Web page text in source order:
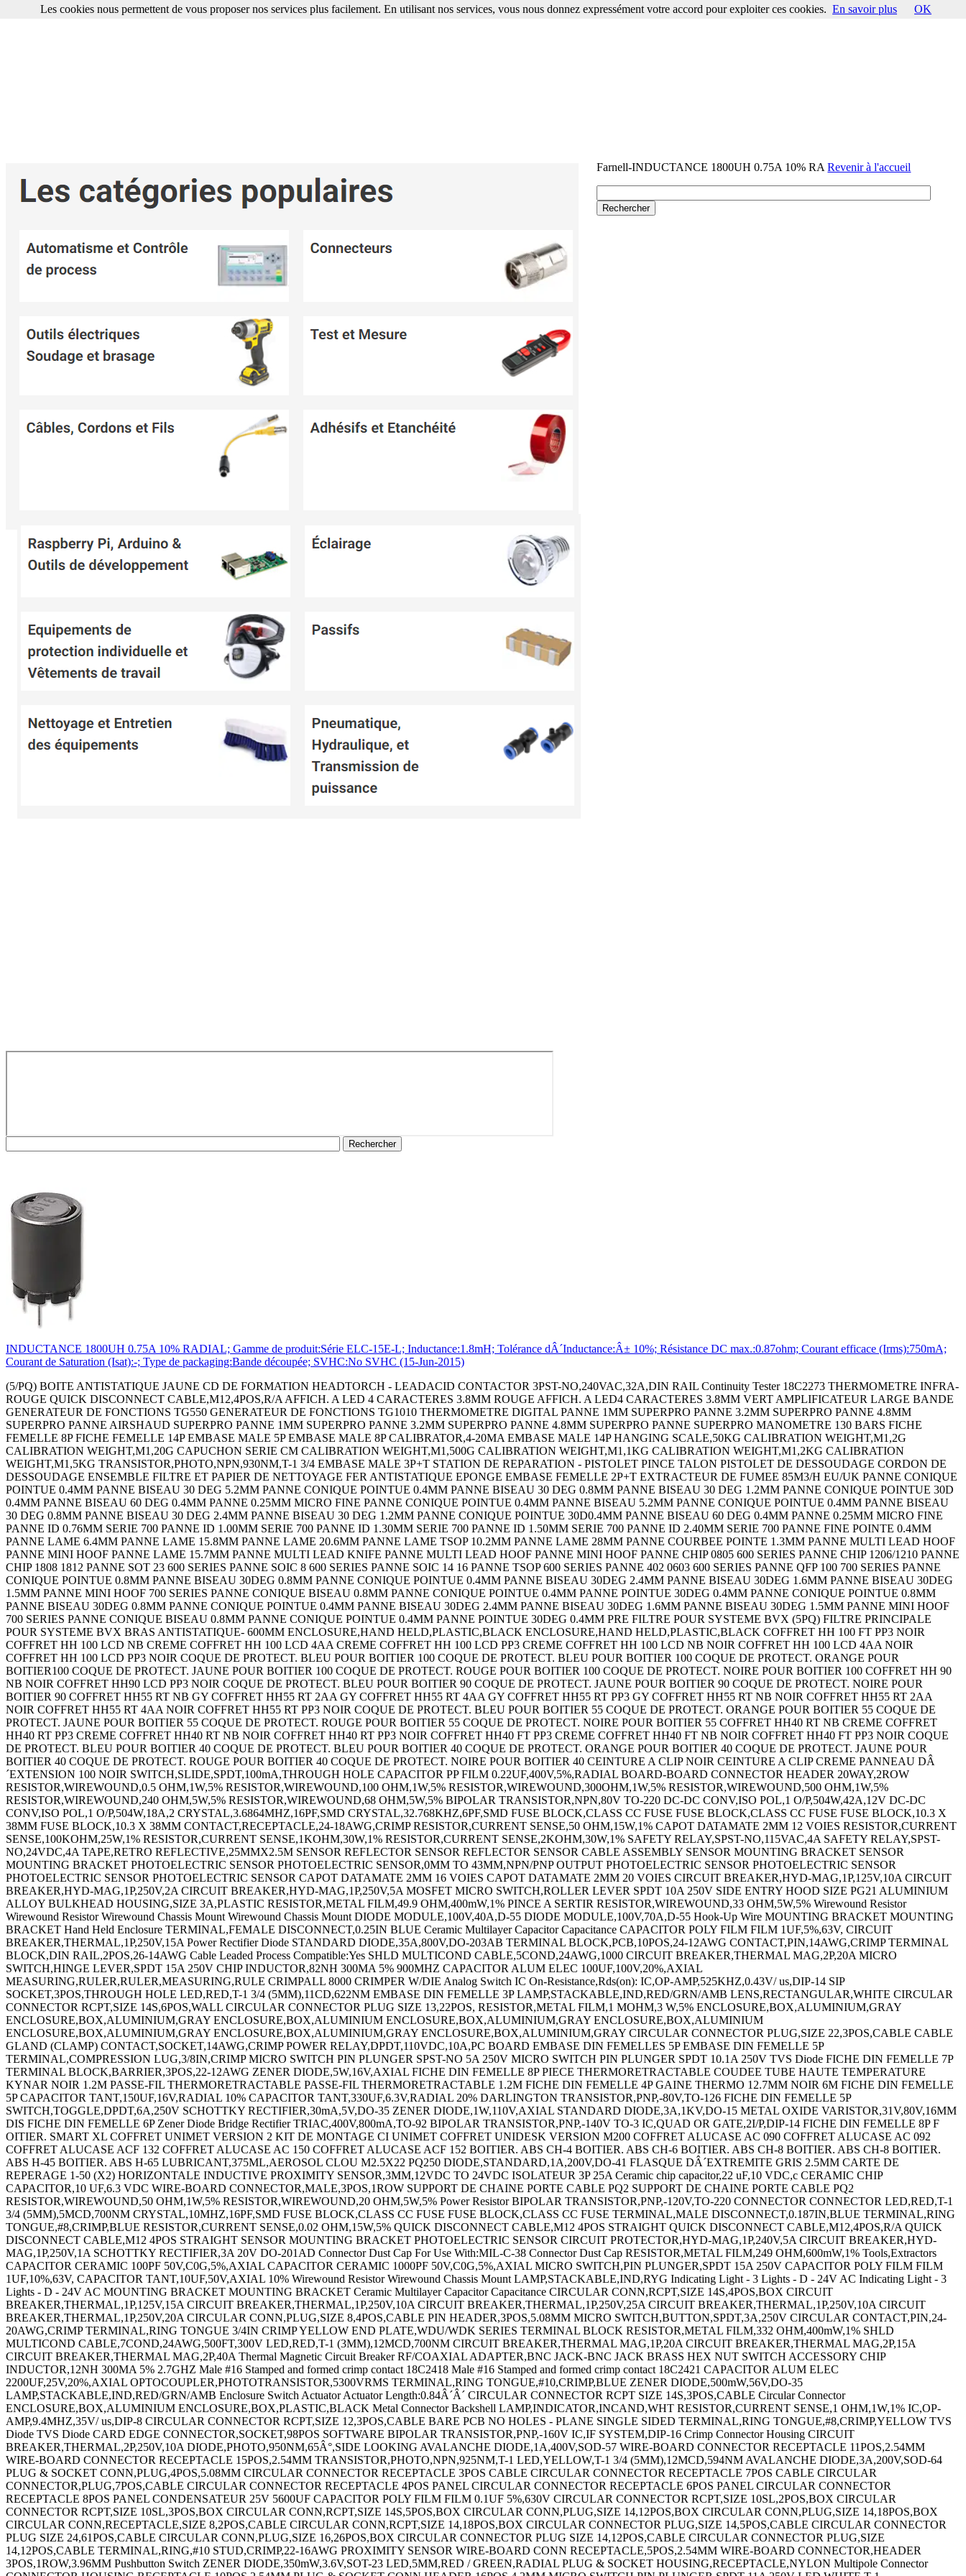
Farnell-INDUCTANCE 1800UH 0.75A 10% RARevenir à l'accueil
INDUCTANCE 1800UH 0.75A 10% RADIAL; Gamme de produit:Série ELC-15E-L; Inductance:1.8mH; Tolérance dÂ´Inductance:Â± 10%; Résistance DC max.:0.87ohm; Courant efficace (Irms):750mA;
Courant de Saturation (Isat):-; Type de packaging:Bande découpée; SVHC:No SVHC (15-Jun-2015)
(5/PQ) BOITE ANTISTATIQUE JAUNE CD DE FORMATION HEADTORCH - LEADACID CONTACTOR 3PST-NO,240VAC,32A,DIN RAIL Continuity Tester 18C2273 THERMOMETRE INFRA-ROUGE QUICK DISCONNECT CABLE,M12,4POS,R/A AFFICH. A LED 4 CARACTERES 3.8MM ROUGE AFFICH. A LED4 CARACTERES 3.8MM VERT AMPLIFICATEUR LARGE BANDE GENERATEUR DE FONCTIONS TG550 GENERATEUR DE FONCTIONS TG1010 THERMOMETRE DIGITAL PANNE 1MM SUPERPRO PANNE 3.2MM SUPERPRO PANNE 4.8MM SUPERPRO PANNE AIRSHAUD SUPERPRO PANNE 1MM SUPERPRO PANNE 3.2MM SUPERPRO PANNE 4.8MM SUPERPRO PANNE SUPERPRO MANOMETRE 130 BARS FICHE FEMELLE 8P FICHE FEMELLE 14P EMBASE MALE 5P EMBASE MALE 8P CALIBRATOR,4-20MA EMBASE MALE 14P HANGING SCALE,50KG CALIBRATION WEIGHT,M1,2G CALIBRATION WEIGHT,M1,20G CAPUCHON SERIE CM CALIBRATION WEIGHT,M1,500G CALIBRATION WEIGHT,M1,1KG CALIBRATION WEIGHT,M1,2KG CALIBRATION WEIGHT,M1,5KG TRANSISTOR,PHOTO,NPN,930NM,T-1 3/4 EMBASE MALE 3P+T STATION DE REPARATION - PISTOLET PINCE TALON PISTOLET DE DESSOUDAGE CORDON DE DESSOUDAGE ENSEMBLE FILTRE ET PAPIER DE NETTOYAGE FER ANTISTATIQUE EPONGE EMBASE FEMELLE 2P+T EXTRACTEUR DE FUMEE 85M3/H EU/UK PANNE CONIQUE POINTUE 0.4MM PANNE BISEAU 30 DEG 5.2MM PANNE CONIQUE POINTUE 0.4MM PANNE BISEAU 30 DEG 0.8MM PANNE BISEAU 30 DEG 1.2MM PANNE CONIQUE POINTUE 30D 0.4MM PANNE BISEAU 60 DEG 0.4MM PANNE 0.25MM MICRO FINE PANNE CONIQUE POINTUE 0.4MM PANNE BISEAU 5.2MM PANNE CONIQUE POINTUE 0.4MM PANNE BISEAU 30 DEG 0.8MM PANNE BISEAU 30 DEG 2.4MM PANNE BISEAU 30 DEG 1.2MM PANNE CONIQUE POINTUE 30D0.4MM PANNE BISEAU 60 DEG 0.4MM PANNE 0.25MM MICRO FINE PANNE ID 0.76MM SERIE 700 PANNE ID 1.00MM SERIE 700 PANNE ID 1.30MM SERIE 700 PANNE ID 1.50MM SERIE 700 PANNE ID 2.40MM SERIE 700 PANNE FINE POINTE 0.4MM PANNE LAME 6.4MM PANNE LAME 15.8MM PANNE LAME 20.6MM PANNE LAME TSOP 10.2MM PANNE LAME 28MM PANNE COURBEE POINTE 1.3MM PANNE MULTI LEAD HOOF PANNE MINI HOOF PANNE LAME 15.7MM PANNE MULTI LEAD KNIFE PANNE MULTI LEAD HOOF PANNE MINI HOOF PANNE CHIP 0805 600 SERIES PANNE CHIP 1206/1210 PANNE CHIP 1808 1812 PANNE SOT 23 600 SERIES PANNE SOIC 8 600 SERIES PANNE SOIC 14 16 PANNE TSOP 600 SERIES PANNE 402 0603 600 SERIES PANNE QFP 100 700 SERIES PANNE CONIQUE POINTUE 0.8MM PANNE BISEAU 30DEG 0.8MM PANNE CONIQUE POINTUE 0.4MM PANNE BISEAU 30DEG 2.4MM PANNE BISEAU 30DEG 1.6MM PANNE BISEAU 30DEG 1.5MM PANNE MINI HOOF 700 SERIES PANNE CONIQUE BISEAU 0.8MM PANNE CONIQUE POINTUE 0.4MM PANNE POINTUE 30DEG 0.4MM PANNE CONIQUE POINTUE 0.8MM PANNE BISEAU 30DEG 0.8MM PANNE CONIQUE POINTUE 0.4MM PANNE BISEAU 30DEG 2.4MM PANNE BISEAU 30DEG 1.6MM PANNE BISEAU 30DEG 1.5MM PANNE MINI HOOF 700 SERIES PANNE CONIQUE BISEAU 0.8MM PANNE CONIQUE POINTUE 0.4MM PANNE POINTUE 30DEG 0.4MM PRE FILTRE POUR SYSTEME BVX (5PQ) FILTRE PRINCIPALE POUR SYSTEME BVX BRAS ANTISTATIQUE- 600MM ENCLOSURE,HAND HELD,PLASTIC,BLACK ENCLOSURE,HAND HELD,PLASTIC,BLACK COFFRET HH 100 FT PP3 NOIR COFFRET HH 100 LCD NB CREME COFFRET HH 100 LCD 4AA CREME COFFRET HH 100 LCD PP3 CREME COFFRET HH 100 LCD NB NOIR COFFRET HH 100 LCD 4AA NOIR COFFRET HH 100 LCD PP3 NOIR COQUE DE PROTECT. BLEU POUR BOITIER 100 COQUE DE PROTECT. BLEU POUR BOITIER 100 COQUE DE PROTECT. ORANGE POUR BOITIER100 COQUE DE PROTECT. JAUNE POUR BOITIER 100 COQUE DE PROTECT. ROUGE POUR BOITIER 100 COQUE DE PROTECT. NOIRE POUR BOITIER 100 COFFRET HH 90 NB NOIR COFFRET HH90 LCD PP3 NOIR COQUE DE PROTECT. BLEU POUR BOITIER 90 COQUE DE PROTECT. JAUNE POUR BOITIER 90 COQUE DE PROTECT. NOIRE POUR BOITIER 90 COFFRET HH55 RT NB GY COFFRET HH55 RT 2AA GY COFFRET HH55 RT 4AA GY COFFRET HH55 RT PP3 GY COFFRET HH55 RT NB NOIR COFFRET HH55 RT 2AA NOIR COFFRET HH55 RT 4AA NOIR COFFRET HH55 RT PP3 NOIR COQUE DE PROTECT. BLEU POUR BOITIER 55 COQUE DE PROTECT. ORANGE POUR BOITIER 55 COQUE DE PROTECT. JAUNE POUR BOITIER 55 COQUE DE PROTECT. ROUGE POUR BOITIER 55 COQUE DE PROTECT. NOIRE POUR BOITIER 55 COFFRET HH40 RT NB CREME COFFRET HH40 RT PP3 CREME COFFRET HH40 RT NB NOIR COFFRET HH40 RT PP3 NOIR COFFRET HH40 FT PP3 CREME COFFRET HH40 FT NB NOIR COFFRET HH40 FT PP3 NOIR COQUE DE PROTECT. BLEU POUR BOITIER 40 COQUE DE PROTECT. BLEU POUR BOITIER 40 COQUE DE PROTECT. ORANGE POUR BOITIER 40 COQUE DE PROTECT. JAUNE POUR BOITIER 40 COQUE DE PROTECT. ROUGE POUR BOITIER 40 COQUE DE PROTECT. NOIRE POUR BOITIER 40 CEINTURE A CLIP NOIR CEINTURE A CLIP CREME PANNEAU DÂ´EXTENSION 100 NOIR SWITCH,SLIDE,SPDT,100mA,THROUGH HOLE CAPACITOR PP FILM 0.22UF,400V,5%,RADIAL BOARD-BOARD CONNECTOR HEADER 20WAY,2ROW RESISTOR,WIREWOUND,0.5 OHM,1W,5% RESISTOR,WIREWOUND,100 OHM,1W,5% RESISTOR,WIREWOUND,300OHM,1W,5% RESISTOR,WIREWOUND,500 OHM,1W,5% RESISTOR,WIREWOUND,240 OHM,5W,5% RESISTOR,WIREWOUND,68 OHM,5W,5% BIPOLAR TRANSISTOR,NPN,80V TO-220 DC-DC CONV,ISO POL,1 O/P,504W,42A,12V DC-DC CONV,ISO POL,1 O/P,504W,18A,2 CRYSTAL,3.6864MHZ,16PF,SMD CRYSTAL,32.768KHZ,6PF,SMD FUSE BLOCK,CLASS CC FUSE FUSE BLOCK,CLASS CC FUSE FUSE BLOCK,10.3 X 38MM FUSE BLOCK,10.3 X 38MM CONTACT,RECEPTACLE,24-18AWG,CRIMP RESISTOR,CURRENT SENSE,50 OHM,15W,1% CAPOT DATAMATE 2MM 12 VOIES RESISTOR,CURRENT SENSE,100KOHM,25W,1% RESISTOR,CURRENT SENSE,1KOHM,30W,1% RESISTOR,CURRENT SENSE,2KOHM,30W,1% SAFETY RELAY,SPST-NO,115VAC,4A SAFETY RELAY,SPST-NO,24VDC,4A TAPE,RETRO REFLECTIVE,25MMX2.5M SENSOR REFLECTOR SENSOR REFLECTOR SENSOR CABLE ASSEMBLY SENSOR MOUNTING BRACKET SENSOR MOUNTING BRACKET PHOTOELECTRIC SENSOR PHOTOELECTRIC SENSOR,0MM TO 43MM,NPN/PNP OUTPUT PHOTOELECTRIC SENSOR PHOTOELECTRIC SENSOR PHOTOELECTRIC SENSOR PHOTOELECTRIC SENSOR CAPOT DATAMATE 2MM 16 VOIES CAPOT DATAMATE 2MM 20 VOIES CIRCUIT BREAKER,HYD-MAG,1P,125V,10A CIRCUIT BREAKER,HYD-MAG,1P,250V,2A CIRCUIT BREAKER,HYD-MAG,1P,250V,5A MOSFET MICRO SWITCH,ROLLER LEVER SPDT 10A 250V SIDE ENTRY HOOD SIZE PG21 ALUMINIUM ALLOY BULKHEAD HOUSING,SIZE 3A,PLASTIC RESISTOR,METAL FILM,49.9 OHM,400mW,1% PINCE A SERTIR RESISTOR,WIREWOUND,33 OHM,5W,5% Wirewound Resistor Wirewound Resistor Wirewound Chassis Mount Wirewound Chassis Mount DIODE MODULE,100V,40A,D-55 DIODE MODULE,100V,70A,D-55 Hook-Up Wire MOUNTING BRACKET MOUNTING BRACKET Hand Held Enclosure TERMINAL,FEMALE DISCONNECT,0.25IN BLUE Ceramic Multilayer Capacitor Capacitance CAPACITOR POLY FILM FILM 1UF,5%,63V, CIRCUIT BREAKER,THERMAL,1P,250V,15A Power Rectifier Diode STANDARD DIODE,35A,800V,DO-203AB TERMINAL BLOCK,PCB,10POS,24-12AWG CONTACT,PIN,14AWG,CRIMP TERMINAL BLOCK,DIN RAIL,2POS,26-14AWG Cable Leaded Process Compatible:Yes SHLD MULTICOND CABLE,5COND,24AWG,1000 CIRCUIT BREAKER,THERMAL MAG,2P,20A MICRO SWITCH,HINGE LEVER,SPDT 15A 250V CHIP INDUCTOR,82NH 300MA 5% 900MHZ CAPACITOR ALUM ELEC 100UF,100V,20%,AXIAL MEASURING,RULER,RULER,MEASURING,RULE CRIMPALL 8000 CRIMPER W/DIE Analog Switch IC On-Resistance,Rds(on): IC,OP-AMP,525KHZ,0.43V/ us,DIP-14 SIP SOCKET,3POS,THROUGH HOLE LED,RED,T-1 3/4 (5MM),11CD,622NM EMBASE DIN FEMELLE 3P LAMP,STACKABLE,IND,RED/GRN/AMB LENS,RECTANGULAR,WHITE CIRCULAR CONNECTOR RCPT,SIZE 14S,6POS,WALL CIRCULAR CONNECTOR PLUG SIZE 13,22POS, RESISTOR,METAL FILM,1 MOHM,3 W,5% ENCLOSURE,BOX,ALUMINIUM,GRAY ENCLOSURE,BOX,ALUMINIUM,GRAY ENCLOSURE,BOX,ALUMINIUM ENCLOSURE,BOX,ALUMINIUM,GRAY ENCLOSURE,BOX,ALUMINIUM ENCLOSURE,BOX,ALUMINIUM,GRAY ENCLOSURE,BOX,ALUMINIUM,GRAY ENCLOSURE,BOX,ALUMINIUM,GRAY CIRCULAR CONNECTOR PLUG,SIZE 22,3POS,CABLE CABLE GLAND (CLAMP) CONTACT,SOCKET,14AWG,CRIMP POWER RELAY,DPDT,110VDC,10A,PC BOARD EMBASE DIN FEMELLES 5P EMBASE DIN FEMELLE 5P TERMINAL,COMPRESSION LUG,3/8IN,CRIMP MICRO SWITCH PIN PLUNGER SPST-NO 5A 250V MICRO SWITCH PIN PLUNGER SPDT 10.1A 250V TVS Diode FICHE DIN FEMELLE 7P TERMINAL BLOCK,BARRIER,3POS,22-12AWG ZENER DIODE,5W,16V,AXIAL FICHE DIN FEMELLE 8P PIECE THERMORETRACTABLE COUDEE TUBE HAUTE TEMPERATURE KYNAR NOIR 1.2M PASSE-FIL THERMORETRACTABLE PASSE-FIL THERMORETRACTABLE 1.2M FICHE DIN FEMELLE 4P GAINE THERMO 12.7MM NOIR 6M FICHE DIN FEMELLE 5P CAPACITOR TANT,150UF,16V,RADIAL 10% CAPACITOR TANT,330UF,6.3V,RADIAL 20% DARLINGTON TRANSISTOR,PNP,-80V,TO-126 FICHE DIN FEMELLE 5P SWITCH,TOGGLE,DPDT,6A,250V SCHOTTKY RECTIFIER,30mA,5V,DO-35 ZENER DIODE,1W,110V,AXIAL STANDARD DIODE,3A,1KV,DO-15 METAL OXIDE VARISTOR,31V,80V,16MM DIS FICHE DIN FEMELLE 6P Zener Diode Bridge Rectifier TRIAC,400V,800mA,TO-92 BIPOLAR TRANSISTOR,PNP,-140V TO-3 IC,QUAD OR GATE,2I/P,DIP-14 FICHE DIN FEMELLE 8P F OITIER. SMART XL COFFRET UNIMET VERSION 2 KIT DE MONTAGE CI UNIMET COFFRET UNIDESK VERSION M200 COFFRET ALUCASE AC 090 COFFRET ALUCASE AC 092 COFFRET ALUCASE ACF 132 COFFRET ALUCASE AC 150 COFFRET ALUCASE ACF 152 BOITIER. ABS CH-4 BOITIER. ABS CH-6 BOITIER. ABS CH-8 BOITIER. ABS CH-8 BOITIER. ABS H-45 BOITIER. ABS H-65 LUBRICANT,375ML,AEROSOL CLOU M2.5X22 PQ250 DIODE,STANDARD,1A,200V,DO-41 FLASQUE DÂ´EXTREMITE GRIS 2.5MM CARTE DE REPERAGE 1-50 (X2) HORIZONTALE INDUCTIVE PROXIMITY SENSOR,3MM,12VDC TO 24VDC ISOLATEUR 3P 25A Ceramic chip capacitor,22 uF,10 VDC,c CERAMIC CHIP CAPACITOR,10 UF,6.3 VDC WIRE-BOARD CONNECTOR,MALE,3POS,1ROW SUPPORT DE CHAINE PORTE CABLE PQ2 SUPPORT DE CHAINE PORTE CABLE PQ2 RESISTOR,WIREWOUND,50 OHM,1W,5% RESISTOR,WIREWOUND,20 OHM,5W,5% Power Resistor BIPOLAR TRANSISTOR,PNP,-120V,TO-220 CONNECTOR CONNECTOR LED,RED,T-1 3/4 (5MM),5MCD,700NM CRYSTAL,10MHZ,16PF,SMD FUSE BLOCK,CLASS CC FUSE FUSE BLOCK,CLASS CC FUSE TERMINAL,MALE DISCONNECT,0.187IN,BLUE TERMINAL,RING TONGUE,#8,CRIMP,BLUE RESISTOR,CURRENT SENSE,0.02 OHM,15W,5% QUICK DISCONNECT CABLE,M12 4POS STRAIGHT QUICK DISCONNECT CABLE,M12,4POS,R/A QUICK DISCONNECT CABLE,M12 4POS STRAIGHT SENSOR MOUNTING BRACKET PHOTOELECTRIC SENSOR CIRCUIT PROTECTOR,HYD-MAG,1P,240V,5A CIRCUIT BREAKER,HYD-MAG,1P,250V,1A SCHOTTKY RECTIFIER,3A 20V DO-201AD Connector Dust Cap For Use With:MIL-C-38 Connector Dust Cap RESISTOR,METAL FILM,249 OHM,600mW,1% Tools,Extractors CAPACITOR CERAMIC 100PF 50V,C0G,5%,AXIAL CAPACITOR CERAMIC 1000PF 50V,C0G,5%,AXIAL MICRO SWITCH,PIN PLUNGER,SPDT 15A 250V CAPACITOR POLY FILM FILM 1UF,10%,63V, CAPACITOR TANT,10UF,50V,AXIAL 10% Wirewound Resistor Wirewound Chassis Mount LAMP,STACKABLE,IND,RYG Indicating Light - 3 Lights - D - 24V AC Indicating Light - 3 Lights - D
PLUG SIZE 24,61POS,CABLE CIRCULAR CONN,PLUG,SIZE 16,26POS,BOX CIRCULAR CONNECTOR PLUG SIZE 14,12POS,CABLE CIRCULAR CONNECTOR PLUG,SIZE 14,12POS,CABLE TERMINAL,RING,#10 STUD,CRIMP,22-16AWG PROXIMITY SENSOR WIRE-BOARD CONN RECEPTACLE,5POS,2.54MM WIRE-BOARD CONNECTOR,HEADER 3POS,1ROW,3.96MM Pushbutton Switch ZENER DIODE,350mW,3.6V,SOT-23 LED,5MM,RED / GREEN,RADIAL PLUG & SOCKET HOUSING,RECEPTACLE,NYLON Multipole Connector CONNECTOR HOUSING,RECEPTACLE 10POS,2.54MM PLUG & SOCKET CONN,HEADER,16POS,4.2MM MICRO SWITCH,PIN PLUNGER,SPDT 11A 250V LED,WHITE,T-1 (3MM),2.25CD,550NM LED,BLUE,T-1 (3MM),250MCD,466NM ROUND KNOB,6.35MM CAPACITOR CERAMIC 12PF 50V,C0G,5%,080 STRAIN RELIEF COVER KIT,POLYPHENYLENE CAPACITOR CERAMIC 0.022UF 100V,X7R,10% CAPACITOR CERAMIC,0.1UF,50V,X7R,10%,1210 CAPACITOR TANT,220UF,10V,0.065 OHM,0.1,SMD ENCLOSURE,WALL MOUNT,ALUMINIUM ENCLOSURE,WALL MOUNT,ALUMINIUM STATIC PROTECTION PLUG & SOCKET CONN,HEADER,6POS,4.2MM FEMALE SCREW LOCK KIT,#4-40 POWER RELAY,DPDT,115VAC,3A,PLUG IN TERMINAL,RING TONGUE,#6,CRIMP,RED TERMINAL,RING TONGUE,#6,CRIMP,RED TERMINAL,RING TONGUE,#4,CRIMP LAMP,FLUORESCENT,BI-PIN,34W GROUNDING CORD GROUNDING CORD BOARD-BOARD CONN,HEADER,36WAY,1ROW HALL EFFECT MAGNETIC SENSOR CIRCULAR CONN,RCPT,SIZE 14,12POS,BOX Terminal TERMINAL,RING TONGUE,#8,CRIMP,RED TERMINAL,RING TONGUE,#10,CRIMP YELLOW CONTACT,SOCKET,SOLDER TERMINAL,MALE DISCONNECT,0.25IN,BLUE TERMINAL,FEMALE DISCONNECT,0.187IN RED TERMINAL,FEMALE DISCONNECT,0.11IN,RED TERMINAL,FEMALE DISCONNECT,0.187IN RED TERMINAL,RING TONGUE,5/16IN,CRIMP CAPACITOR CERAMIC 0.033UF 100V,X7R,10%,RAD CAPACITOR CERAMIC 220PF,1000V,X5F,10%,RAD TERMINAL,RING TONGUE,#4,CRIMP,RED TERMINAL,RING TONGUE,#8,CRIMP,RED TERMINAL,RING TONGUE,#10,CRIMP YELLOW TERMINAL,SPADE/FORK,#8,CRIMP,BLUE TERMINAL,CLOSED END SPLICE,RED TERMINAL,RING TONGUE,#6,CRIMP,BLUE TERMINAL,RING TONGUE,#10,CRIMP YELLOW TERMINAL,RING TONGUE,#6,CRIMP,RED TERMINAL,RING TONGUE 1/4IN CRIMP YELLOW TERMINAL,RING TONGUE,#2,CRIMP TERMINAL,SPADE/FORK,#4,CRIMP TERMINAL,RING TONGUE,#6,CRIMP,BLUE TERMINAL,RING TONGUE,#6,CRIMP,RED SWITCH,ROCKER,DPST,10A,250V,ORANGE CONTACT,SOCKET,30-26AWG,CRIMP CIRCULAR CONNECTOR,PLUG,7POS,CABLE RESISTOR,METAL FILM,3.32KOHM,600mW,1% RESISTOR,METAL FILM,51.1 OHM,600mW,1% RESISTOR,METAL FILM,75KOHM,600mW,1% RESISTOR,METAL FILM,7.5KOHM,600mW,1% Analog/Digital Converter IC Number of Bi IC,OP-AMP,2MHZ,15V/Âµs,SOIC-8 IC,AUDIO PWR AMP,CLASS AB 700mW MSOP-8 ENCLOSURE,WALL MOUNT POLYCARBONATE GRAY N CHANNEL MOSFET,400V,3A TO-205AF ENCLOSURES,ACCESSORIES TERMINAL,FEMALE DISCONNECT,0.187IN BLUE TACHOMETER CIRCULAR CONNECTOR PLUG SIZE 11,13POS,CABLE SWITCH,ROCKER,DPST,10A,250V,BLACK IR EMITTER,940NM,T-1 3/4,THROUGH HOLE TERMINAL BLOCK JUMPER,10WAY RESISTOR,METAL FILM,9.09KOHM,250mW,1% STRAIGHT KEY POWER RELAY,4PDT,24VDC,6A,PLUG IN KEYCAP ENCLOSURE MULTIPURPOSE POLYCARBONATE RED MICRO SW,SPRING PLUNGER,SPDT,25A 250V WIRE-BOARD CONNECTOR RECEPTACLE,7POS,2.54MM CONTACT,PIN,30-26AWG,CRIMP CIRCULAR CONTACT,PIN,18-14AWG,CRIMP CIRCULAR CONN,RCPT,SIZE 20,17POS,BOX CIRCULAR CONNECTOR PLUG SIZE 14S,5POS,CABLE CIRCULAR CONNECTOR PLUG SIZE 14S,3POS,CABLE CIRCULAR CONNECTOR PLUG,SIZE 16,3POS,CABLE CIRCULAR CONN,RCPT,SIZE 12,10POS,BOX CIRCULAR CONN,RCPT,SIZE 12,3POS,BOX CIRCULAR CONN,PLUG,SIZE 16,8POS,BOX CIRCULAR CONN,RCPT,SIZE 16,8POS,BOX CIRCULAR CONN,RCPT,SIZE 18,32POS,BOX CIRCULAR CONNECTOR PLUG,SIZE 12,3POS,CABLE CIRCULAR CONNECTOR PLUG,SIZE 16,8POS,CABLE CIRCULAR CONNECTOR PLUG,SIZE 16,8POS,CABLE CIRCULAR CONN,RCPT,SIZE 10,6POS,BOX CIRCULAR CONN,RCPT,SIZE 16,26POS,BOX CIRCULAR CONN,RCPT,SIZE 16,26POS,BOX CIRCULAR CONN,RCPT,SIZE 18,32POS,BOX CIRCULAR CONN,RCPT,SIZE 20,41POS,BOX CIRCULAR CONNECTOR,PLUG,12-10P,CABLE CIRCULAR CONNECTOR PLUG,SIZE 12,3POS,CABLE CIRCULAR CONNECTOR PLUG SIZE 16,26POS,CABLE CIRC stor STRAIN RELIEF,14WAY CIRCUIT BREAKER,THERMAL,1P,250V,5A SPXO,10MHZ,SMD CRYSTAL,18.432MHZ,20PF,SMD CRYSTAL,12MHZ,16PF,SMD RF/COAXIAL ADAPTER,N JACK-7/16 DIN PLUG FUSE BLOCK,CLASS CC FUSE FUSE HOLDER Switch Knob Alphanumeric LED Display Panel FERRITE BEAD,0.2OHM,300mA,0805 FERRITE CORE,CYLINDRICAL Thick Film Resistor Series:MP900 RESISTOR,CURRENT SENSE,5KOHM,25W,1% LOOP POWERED METER SAFETY RELAY,2NO,24VDC,6A QUICK DISCONNECT CABLE,M12,4POS,R/A PHOTOELECTRIC SENSOR PHOTOELECTRIC SENSOR SCREENCLENS Photoelectric Sensor KIT DE NETTOYAGE PHOTOELECTRIC SENSOR POWER RELAY,SPDT,12VDC,10A,PC BOARD CHIFFONS DE NETTOYAGE SWITCH,SAFETY INTERLOCK,2NC/1NO,10A SENSOR MOUNTING BRACKET PHOTOELECTRIC SENSOR PHOTOELECTRIC SENSOR PHOTOELECTRIC SENSOR PHOTOELECTRIC SENSOR PHOTOELECTRIC SENSOR PHOTOELECTRIC SENSOR PHOTOELECTRIC SENSOR PHOTOELECTRIC SENSOR PHOTOELECTRIC SENSOR PHOTOELECTRIC SENSOR PHOTOELECTRIC SENSOR PHOTOELECTRIC SENSOR PHOTOELECTRIC SENSOR PHOTOELECTRIC SENSOR PHOTOELECTRIC SENSOR PHOTOELECTRIC SENSOR PHOTOELECTRIC SENSOR PHOTOELECTRIC SENSOR CAPACITANCE:18000PF CAPACITOR PP FILM 0.047UF,400V,5%,RADIAL CAPACITOR CERAMIC 1500PF,50V,X7R,10%,0402 CAPACITOR CERAMIC 47PF 50V,C0G,5%,0402 CAPACITOR CERAMIC,680PF,50V,X7R,10%,0402 CIRCUIT BREAKER,HYD-MAG,1P,125V,10A CIRCUIT BREAKER,HYD-MAG,1P,250V,2A CIRCUIT BREAKER,HYD-MAG,1P,250V,10A SHLD MULTIPR CABLE 10PR 100FT 300V CHR TRIMMER,POTENTIOMETER,5KOHM 12TURN THRU HOLE TRIMMER,POT 10KOHM 22TURN Panel Cermet Potentiometer Resistance Toleranc CIRCUIT BREAKER,HYD-MAG,1P,240V,20A CIRCUIT BREAKER,HYD-MAG,1P,240V,5A UNSHLD SOOW CORD 2COND 12AWG 250FT 600V TRIMMER,POTENTIOMETER,5KOHM 25TURN THRU HOLE TRIMMER,POTENTIOMETER,100KOHM 12TURN THRU HOLE TRIMMER,POTENTIOMETER,100 OHM 12TURN THRU HOLE TRIMMER,POTENTIOMETER,500 OHM 12TURN THRU HOLE POT,COND PLASTIC,5MOHM,20%,2W PLUG DUST CAP Proximity Sensor Proximity Sensor Input LIMIT SWITCH CONNECTEUR BORD DE CARTE 20 VOIES CONNECTEUR DIP 20V CONNECTEUR DIP 34V CONNECTEUR DIP 64V HE10 FEMELLE 14V ST FIBER OPTIC CONNECTOR 62.5/125?M MULTIMODE MODULAR BATTERY CONTACT,2 WAY,3A Lamps,Indicator Leaded Process Compatib TERMINAL,RING TONGUE,1/2IN,CRIMP TERMINAL,RING TONGUE,#10,CRIMP FERRITE CORE,CYLINDRICAL,220 OHM/100MHZ,300MHZ CONDENSATEUR SERIES:101 Hook-Up Wire Number of Conductors:1 ENCLOSURES,ACCESSORIES ENCLOSURE,JUNCTION BOX,STEEL,GRAY HOLE SEAL,STEEL,22MM HOLE SEAL,STAINLESS STEEL,27MM ENCLOSURE,WALL MOUNT,STEEL,GRAY EMBASE SIL 18V STAINLESS STEEL MOUNTING BRACKET KIT EMBASE SIL 8V EMBASE SIL 14V Wirewound Resistor Thick Film Resistor Series:HD Thick Film Resistor Series:HD Wirewound Resistor Series:PV Wirewound Resistor Wirewound Resistor Series:200 CAT5E RJ45 MODULAR JACK,8POS,1 PORT EMBASE MALE SUB-D COUDEE PLAST. 9 V EMBASE FEM. SUB-D COUDEE PLAST. 9 V EMBASE FEM. SUB-D COUDEE PLAST. 25 V DIODE MODULE,600V,70A,D-55 IC,PRECISION COMP,DUAL,1.3 uS,SOIC-8 LAMP,INCANDESCENT,BI PIN,12V TERMINAL,WIDE ROLL EYELET,0.07IN,THD TERMINAL,RING TONGUE,#8,CRIMP NATURAL LAMP,STACKABLE,INDICATOR,RED Indicating Light - 1 Light - D - 24V AC/ Indicating Light - 2 Lights - P - 24V AC LAMP STACKABLE IND RED/YEL/GRN/BLUE LAMP,STACKABLE,IND,RYG Super Slim Indicating Light - 3 Lights - Super Slim Indicating Light - 3 Lights - TERMINAL,MALE DISCONNECT,0.187IN,RED HOOK & LOOP FASTENER,203.2MM PERFORATED WIRE-BOARD CONNECTOR HEADER 8POS,2.54MM Ceramic Multilayer Capacitor HEAT SINK FEMALE SCREW LOCK KIT,#4-40 Switch Knob CIRCUIT BREAKER,THERMAL,1P,125V,10A CIRCUIT BREAKER,THERMAL,1P,125V,20A CIRCUIT BREAKER,THERMAL,1P,125V,5A CIRCUIT BREAKER,THERMAL,1P,250V,15A MICRO SWITCH PIN PLUNGER SPDT 100mA 250V POWER RELAY,6PDT,115VAC,3A,PLUG IN CIRCUIT BREAKER,THERMAL,2P,250V,20A POWER RELAY,SPDT,24VDC,30A,FLANGE CAPACITOR TANT,1UF,20V,AXIAL 10% HF INDUCTOR,470NH 150MA 10% 160MHZ N CH MOSFET,500V,12A,TO-204AA IC,SINGLE INVERTER,SOT-353-5 Pin Header Number of Contacts:10 PIN HEADER,6POS,3.5MM Standard Terminal Block TURNS COUNTING DIAL,20,6.35MM Terminal Block Number of Positions:10 Circular Connector Body Material:Metal CONTACT,MALE,20-16AWG,CRIMP CONTACT,RECEPTACLE,20-16AWG,CRIMP CONNECTOR CONTACT,PIN,CRIMP CONTACT BLOCK,1NO/1NC,10A,SCREW/CLAMP CAPACITOR ALUM ELEC 100UF,450V,20%,SNAP-IN CARD EJECTOR HEAT SINK IC-AUDIO DIGITAL FILTER CONVERTISSEUR N/A AUDIO CIRCULAR CONN PLUG SIZE 25 128POS,CABLE TERMINAL BLOCK,DIN RAIL,4POS,22-12AWG TERMINAL,RING TONGUE,#10,CRIMP TERMINAL,RING TONGUE,3/8IN,CRIMP TERMINAL,RING TONGUE,#4,CRIMP,RED CONNECTOR,HOUSING,PLUG,16POS,CABLE Jumper TAPE,SPLICING,RUBBER,BLACK 25MMX9.1MM MULTICONDUCTOR DATA CABLE,6 CONDUCTORS CABLE,COAXIAL,UNJKTED,RG405/U,24AWG,50FT,TIN BRD #18 GIFHDLDPE DBSH PVC Hook-Up Wire Conductor Size AWG:18 Hook-Up Wire #18GIFHDLDPE SH FS FRPVC HOOK-UP WIRE,250FT,8AWG,CU,BLACK Single inlet blower,centrifugal,AC mot LED,RED,T-1 3/4 (5MM),18MCD,700NM LED,RED,T-1 3/4 (5MM),150MCD,625NM POWER RELAY DPST-NO/NC,24V,25A BRACKET POWER RELAY,4PST-NO,24VDC,25A BRACKET TERMINAL,RING TONGUE,3/8IN,CRIMP BLUE TERMINAL,RING TONGUE,#4,CRIMP,RED CIRCUIT BREAKER,THERMAL MAG,2P,15A CIRCUIT BREAKER,THERMAL MAG,3P,10A MOUNTING BRACKET CIRCUIT BREAKER,THERMAL MAG,1P,25A CIRCUIT BREAKER,THERMAL MAG,1P,60A CIRCUIT BREAKER,THERMAL MAG,2P,60A SWITCH ACTUATOR RELAY SOCKET 300 VAC 7AMP TYPE R Long Nose Keying Plug For Use With:AMP S MICRO SWITCH,HINGE LEVER,SPDT,5A 250V MICRO SWITCH,HINGE LEVER,SPDT 15A 250V SWITCH,PUSHBUTTON,SPST-NO,10A,400V SWITCH,PUSHBUTTON,SPST-NO,10A,400V POWER RELAY,3PDT,240VAC,15A,PLUG IN TERMINAL,RING TONGUE,#10,CRIMP TERMINA,PARALLEL SPLICE,CRIMP,BRASS,22-18AWG Replacement Keys (2) ROTARY CAM SWITCH Female #16 Stamped and formed crimp contact 18C2411 SHLD MULTICOND CABLE,6COND,22AWG,500FT,300V TERMINAL,RING TONGUE 1/4IN CRIMP YELLOW SWITCH,SLIDE,SPDT,20V,THROUGH HOLE 1624R CMR 4P24 RED 1000 SIB MEASURING,WIRE GAUGE,WIRE GAUGE,U.S. SHLD MULTICOND CABLE,2COND,16AWG,500FT,300V CABLE,SHLD MULTICOND,2COND,18AWG,500FT,300V CABLE,SHLD MULTICOND,4COND,18AWG,1000FT,300V CABLE,SHLD MULTICOND,4COND,18AWG,500FT,300V SHLD MULTICOND CABLE,6COND,18AWG,500FT,300V CABLE,SHLD MULTICOND,6COND,18AWG,500FT,300V Multiconductor Cable SHLD MULTICOND CABLE,2COND,20AWG,500FT,300V SHLD MULTICOND CABLE,4COND,22AWG,1000FT
Les cookies nous permettent de vous proposer nos services plus facilement. En utilisant nos services, vous nous donnez expressément votre accord pour exploiter ces cookies. En savoir plus OK